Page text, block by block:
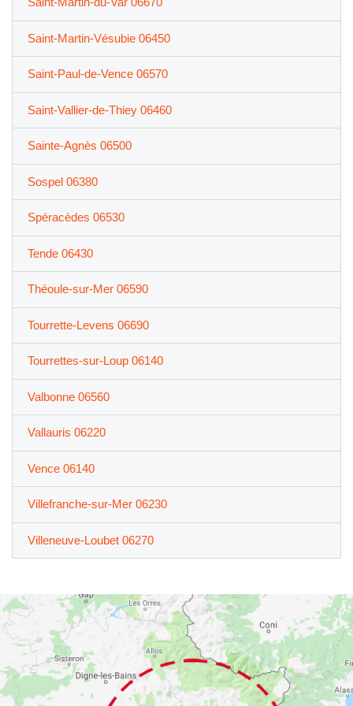
Saint-Martin-Vésubie 06450
Saint-Paul-de-Vence 06570
Saint-Vallier-de-Thiey 06460
Sainte-Agnès 06500
Sospel 06380
Spéracèdes 06530
Tende 06430
Théoule-sur-Mer 06590
Tourrette-Levens 06690
Tourrettes-sur-Loup 06140
Valbonne 06560
Vallauris 06220
Vence 06140
Villefranche-sur-Mer 06230
Villeneuve-Loubet 06270